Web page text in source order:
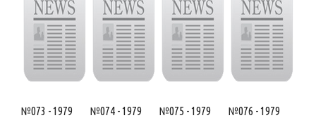
№073 - 1979 №074 - 1979 №075 - 1979 №076 - 1979